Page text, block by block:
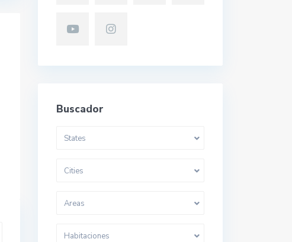
Buscador
States
Cities
Areas
Habitaciones